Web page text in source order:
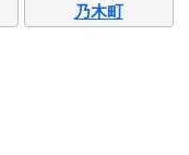
乃木町